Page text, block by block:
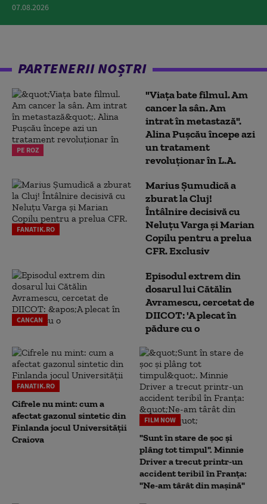
07.08.2026
PARTENERII NOȘTRI
PE ROZ
"Viața bate filmul. Am
cancer la sân. Am
intrat în metastază".
Alina Pușcău începe azi
un tratament
revoluționar în L.A.
FANATIK.RO
Marius Şumudică a
zburat la Cluj!
Întâlnire decisivă cu
Neluţu Varga şi Marian
Copilu pentru a prelua
CFR. Exclusiv
CANCAN
Episodul extrem din
dosarul lui Cătălin
Avramescu, cercetat de
DIICOT: 'A plecat în
pădure cu o
FANATIK.RO
Cifrele nu mint: cum a
afectat gazonul sintetic din
Finlanda jocul Universității
Craiova
FILM NOW
"Sunt în stare de șoc și
plâng tot timpul". Minnie
Driver a trecut printr-un
accident teribil în Franța:
"Ne-am târât din mașină"